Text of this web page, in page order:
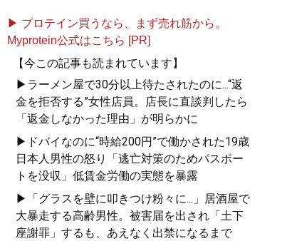
▶ プロテイン買うなら、まず売れ筋から。
Myprotein公式はこちら [PR]
【今この記事も読まれています】
▶ラーメン屋で30分以上待たされたのに...“返
金を拒否する”女性店員。店長に直談判したら
「返金しなかった理由」が明らかに
▶ドバイなのに“時給200円”で働かされた19歳
日本人男性の怒り「逃亡対策のためパスポー
トを没収」低賃金労働の実態を暴露
▶「グラスを壁に叩きつけ粉々に...」居酒屋で
大暴走する高齢男性。被害届を出され「土下
座謝罪」するも、あえなく出禁になるまで